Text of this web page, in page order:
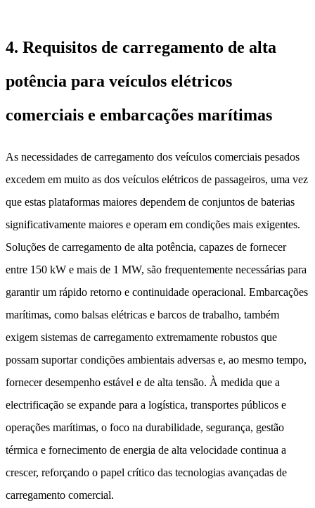
4. Requisitos de carregamento de alta
potência para veículos elétricos
comerciais e embarcações marítimas
As necessidades de carregamento dos veículos comerciais pesados ​​
excedem em muito as dos veículos elétricos de passageiros, uma vez
que estas plataformas maiores dependem de conjuntos de baterias
significativamente maiores e operam em condições mais exigentes.
Soluções de carregamento de alta potência, capazes de fornecer
entre 150 kW e mais de 1 MW, são frequentemente necessárias para
garantir um rápido retorno e continuidade operacional. Embarcações
marítimas, como balsas elétricas e barcos de trabalho, também
exigem sistemas de carregamento extremamente robustos que
possam suportar condições ambientais adversas e, ao mesmo tempo,
fornecer desempenho estável e de alta tensão. À medida que a
electrificação se expande para a logística, transportes públicos e
operações marítimas, o foco na durabilidade, segurança, gestão
térmica e fornecimento de energia de alta velocidade continua a
crescer, reforçando o papel crítico das tecnologias avançadas de
carregamento comercial.